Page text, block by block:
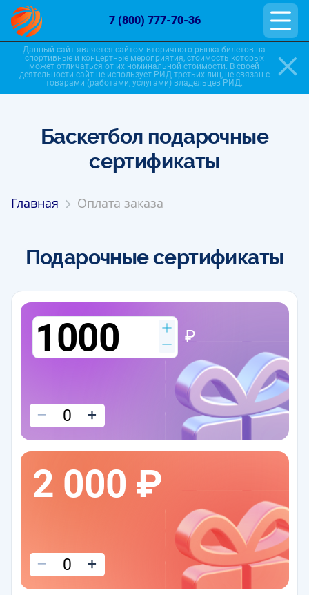
7 (800) 777-70-36
Данный сайт является сайтом вторичного рынка билетов на
спортивные и концертные мероприятия, стоимость которых
может отличаться от их номинальной стоимости. В своей
деятельности сайт не использует РИД третьих лиц, не связан с
товарами (работами, услугами) владельцев РИД.
Баскетбол подарочные
сертификаты
Главная Оплата заказа
Подарочные сертификаты
₽
– +
2 000 ₽
– +